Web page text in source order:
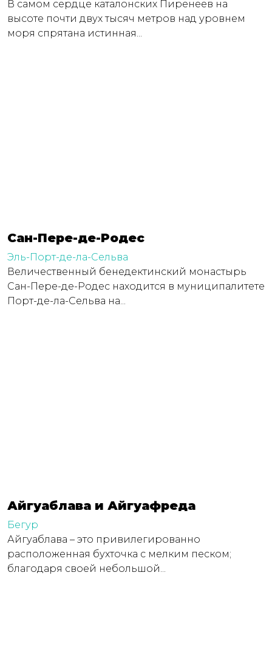
В самом сердце каталонских Пиренеев на
высоте почти двух тысяч метров над уровнем
моря спрятана истинная...
Сан-Пере-де-Родес
Эль-Порт-де-ла-Сельва
Величественный бенедектинский монастырь
Сан-Пере-де-Родес находится в муниципалитете
Порт-де-ла-Сельва на...
Айгуаблава и Айгуафреда
Бегур
Айгуаблава – это привилегированно
расположенная бухточка с мелким песком;
благодаря своей небольшой...